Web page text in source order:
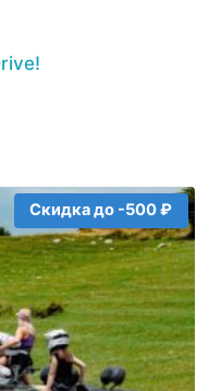
Скидка до -500 ₽